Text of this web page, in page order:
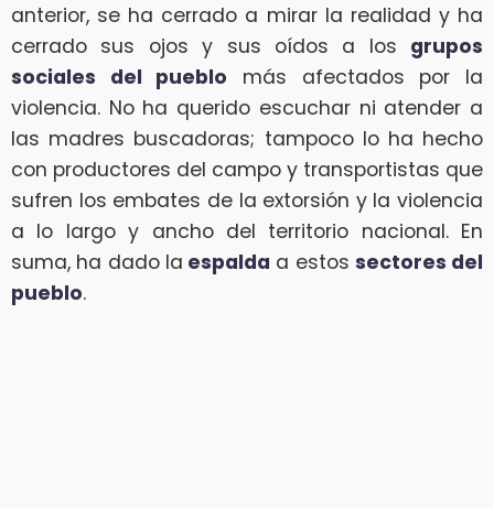
anterior, se ha cerrado a mirar la realidad y ha
cerrado sus ojos y sus oídos a los grupos
sociales del pueblo más afectados por la
violencia. No ha querido escuchar ni atender a
las madres buscadoras; tampoco lo ha hecho
con productores del campo y transportistas que
sufren los embates de la extorsión y la violencia
a lo largo y ancho del territorio nacional. En
suma, ha dado la espalda a estos sectores del
pueblo.